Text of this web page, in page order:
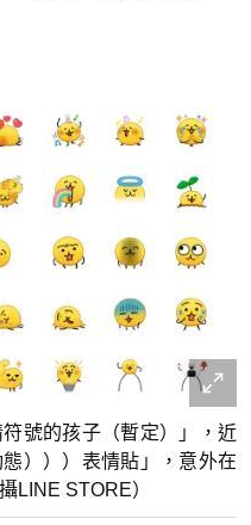
號的孩子（暫定）」，近
）））表情貼」，意外在
LINE STORE）